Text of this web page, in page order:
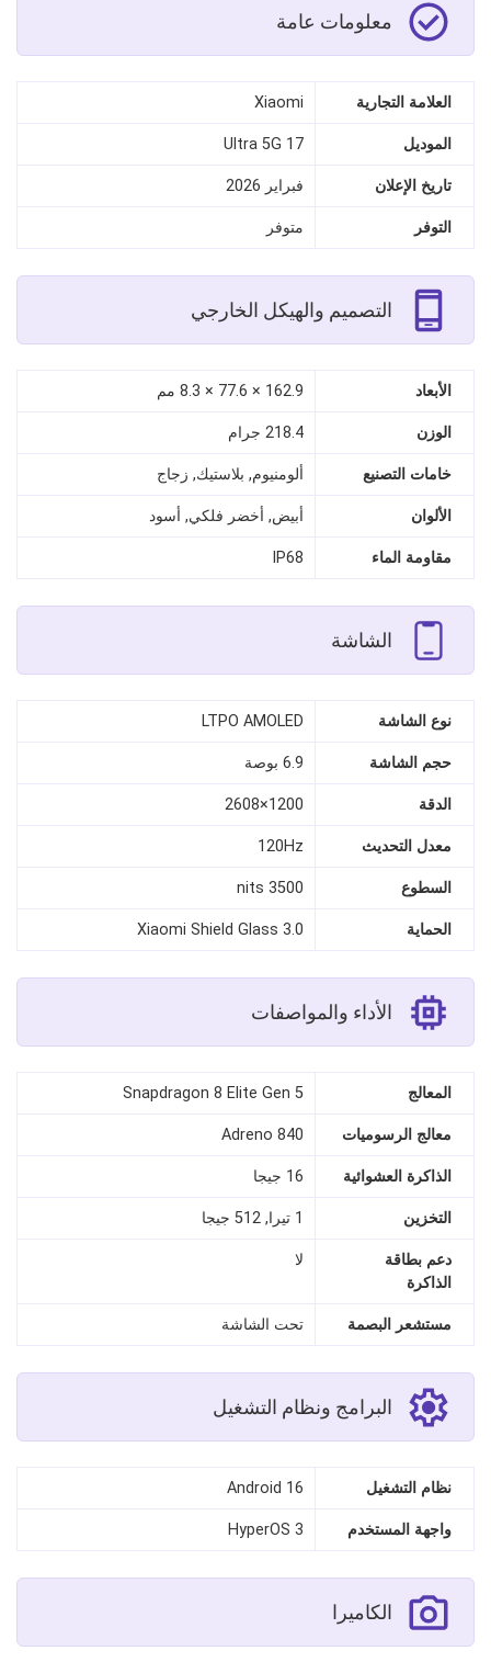
معلومات عامة
العلامة التجارية Xiaomi
الموديل 17 Ultra 5G
تاريخ الإعلان فبراير 2026
التوفر متوفر
التصميم والهيكل الخارجي
الأبعاد 162.9 × 77.6 × 8.3 مم
الوزن 218.4 جرام
خامات التصنيع ألومنيوم, بلاستيك, زجاج
الألوان أبيض, أخضر فلكي, أسود
مقاومة الماء IP68
الشاشة
نوع الشاشة LTPO AMOLED
حجم الشاشة 6.9 بوصة
الدقة 1200×2608
معدل التحديث 120Hz
السطوع 3500 nits
الحماية Xiaomi Shield Glass 3.0
الأداء والمواصفات
المعالج Snapdragon 8 Elite Gen 5
معالج الرسوميات Adreno 840
الذاكرة العشوائية 16 جيجا
التخزين 1 تيرا, 512 جيجا
دعم بطاقة
الذاكرة
لا
مستشعر البصمة تحت الشاشة
البرامج ونظام التشغيل
نظام التشغيل Android 16
واجهة المستخدم HyperOS 3
الكاميرا